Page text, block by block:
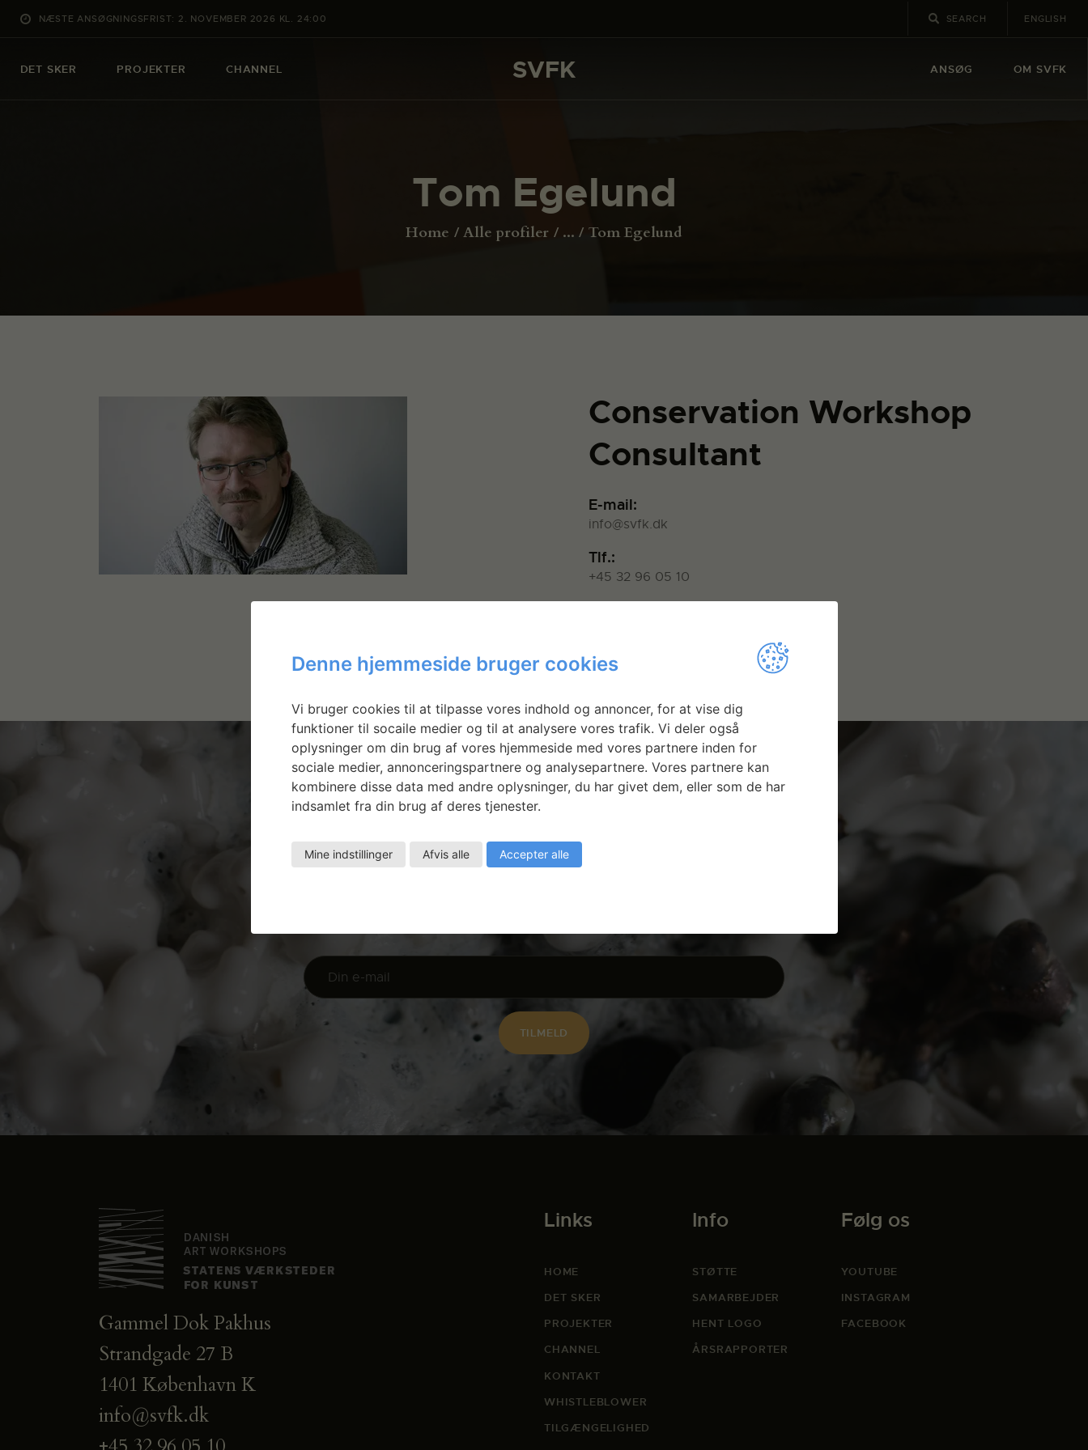
NÆSTE ANSØGNINGSFRIST: 2. NOVEMBER 2026 KL. 24:00 ENGLISH
DET SKER PROJEKTER CHANNEL SVFK ANSØG OM SVFK
Tom Egelund
Home Alle profiler ... Tom Egelund
SVFK
PROJEKTER
OM SVFK
ENGLISH
Conservation Workshop
Consultant
E-mail:
info@svfk.dk
Tlf.:
+45 32 96 05 10
Nyhedsbrev
Gammel Dok Pakhus
Strandgade 27 B
1401 København K
info@svfk.dk
Links
HOME
DET SKER
PROJEKTER
CHANNEL
KONTAKT
WHISTLEBLOWER
TILGÆNGELIGHED
Info
STØTTE
SAMARBEJDER
HENT LOGO
ÅRSRAPPORTER
Følg os
YOUTUBE
INSTAGRAM
FACEBOOK
Denne hjemmeside bruger cookies
Vi bruger cookies til at tilpasse vores indhold og annoncer, for at vise dig
funktioner til socaile medier og til at analysere vores trafik. Vi deler også
oplysninger om din brug af vores hjemmeside med vores partnere inden for
sociale medier, annonceringspartnere og analysepartnere. Vores partnere kan
kombinere disse data med andre oplysninger, du har givet dem, eller som de har
indsamlet fra din brug af deres tjenester.
Mine indstillinger Afvis alle Accepter alle